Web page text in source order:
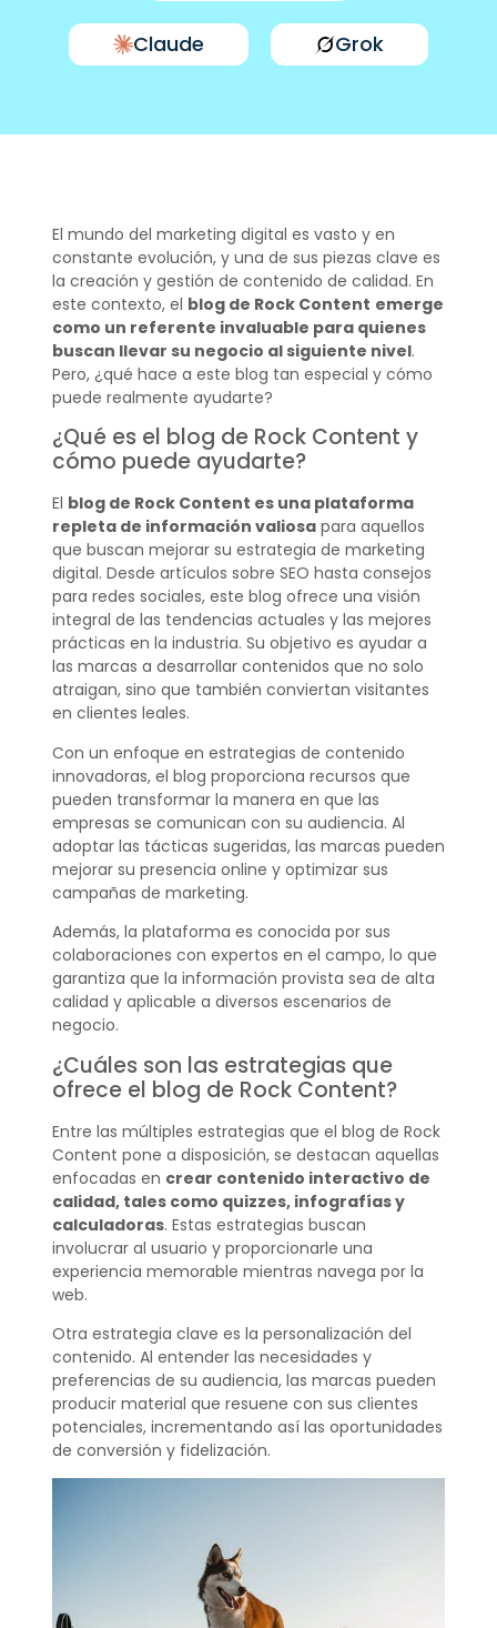
Claude Grok
El mundo del marketing digital es vasto y en
constante evolución, y una de sus piezas clave es
la creación y gestión de contenido de calidad. En
este contexto, el blog de Rock Content emerge
como un referente invaluable para quienes
buscan llevar su negocio al siguiente nivel.
Pero, ¿qué hace a este blog tan especial y cómo
puede realmente ayudarte?
¿Qué es el blog de Rock Content y
cómo puede ayudarte?
El blog de Rock Content es una plataforma
repleta de información valiosapara aquellos
que buscan mejorar su estrategia de marketing
digital. Desde artículos sobre SEO hasta consejos
para redes sociales, este blog ofrece una visión
integral de las tendencias actuales y las mejores
prácticas en la industria. Su objetivo es ayudar a
las marcas a desarrollar contenidos que no solo
atraigan, sino que también conviertan visitantes
en clientes leales.
Con un enfoque en estrategias de contenido
innovadoras, el blog proporciona recursos que
pueden transformar la manera en que las
empresas se comunican con su audiencia. Al
adoptar las tácticas sugeridas, las marcas pueden
mejorar su presencia online y optimizar sus
campañas de marketing.
Además, la plataforma es conocida por sus
colaboraciones con expertos en el campo, lo que
garantiza que la información provista sea de alta
calidad y aplicable a diversos escenarios de
negocio.
¿Cuáles son las estrategias que
ofrece el blog de Rock Content?
Entre las múltiples estrategias que el blog de Rock
Content pone a disposición, se destacan aquellas
enfocadas en crear contenido interactivo de
calidad, tales como quizzes, infografías y
calculadoras. Estas estrategias buscan
involucrar al usuario y proporcionarle una
experiencia memorable mientras navega por la
web.
Otra estrategia clave es la personalización del
contenido. Al entender las necesidades y
preferencias de su audiencia, las marcas pueden
producir material que resuene con sus clientes
potenciales, incrementando así las oportunidades
de conversión y fidelización.